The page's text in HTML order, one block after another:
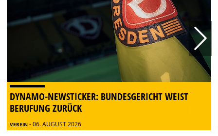
DYNAMO-NEWSTICKER: BUNDESGERICHT WEIST
BERUFUNG ZURÜCK
VEREIN - 06. AUGUST 2026